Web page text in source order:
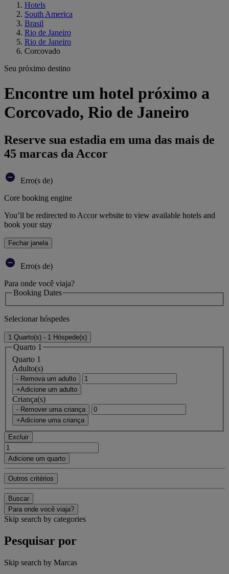
Hotels
South America
Brasil
Rio de Janeiro
Rio de Janeiro
Corcovado
Seu próximo destino
Encontre um hotel próximo a
Corcovado, Rio de Janeiro
Reserve sua estadia em uma das mais de
45 marcas da Accor
Erro(s de)
Core booking engine
You’ll be redirected to Accor website to view available hotels and
book your stay
Fechar janela
Erro(s de)
Para onde você viaja?
Booking Dates
Selecionar hóspedes
1 Quarto(s) - 1 Hóspede(s)
Quarto 1
Quarto 1
Adulto(s)
- Remova um adulto
+Adicione um adulto
Criança(s)
- Remover uma criança
+Adicione uma criança
Excluir
Adicione um quarto
Outros critérios
Buscar
Para onde você viaja?
Skip search by categories
Pesquisar por
Skip search by Marcas